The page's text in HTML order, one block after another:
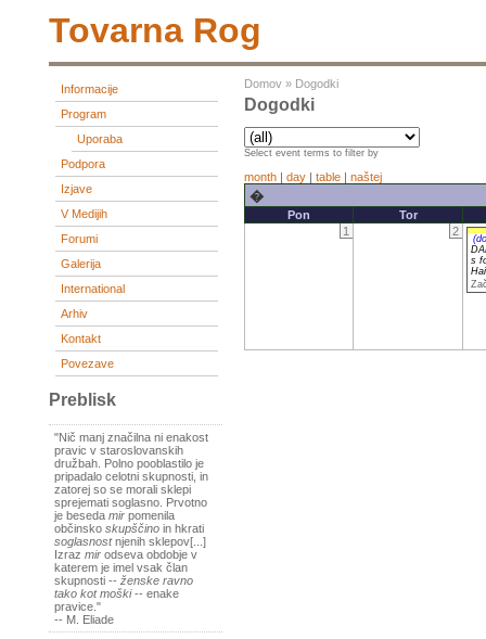
Tovarna Rog
Informacije
Program
Uporaba
Podpora
Izjave
V Medijih
Forumi
Galerija
International
Arhiv
Kontakt
Povezave
Preblisk
"Nič manj značilna ni enakost
pravic v staroslovanskih
družbah. Polno pooblastilo je
pripadalo celotni skupnosti, in
zatorej so se morali sklepi
sprejemati soglasno. Prvotno
je beseda mir pomenila
občinsko skupščino in hkrati
soglasnostnjenih sklepov[...]
Izraz mir odseva obdobje v
katerem je imel vsak član
skupnosti -- ženske ravno
tako kot moški-- enake
pravice."
-- M. Eliade
Domov » Dogodki
Dogodki
Select event terms to filter by
month | day | table | naštej
�
Pon
Tor
1
2
s